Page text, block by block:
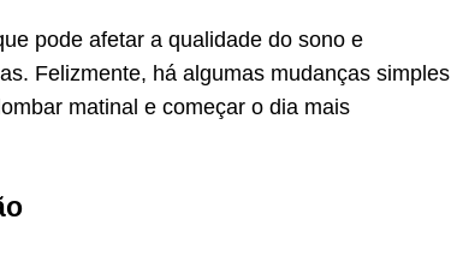
pode afetar a qualidade do sono e
Felizmente, há algumas mudanças simples
matinal e começar o dia mais